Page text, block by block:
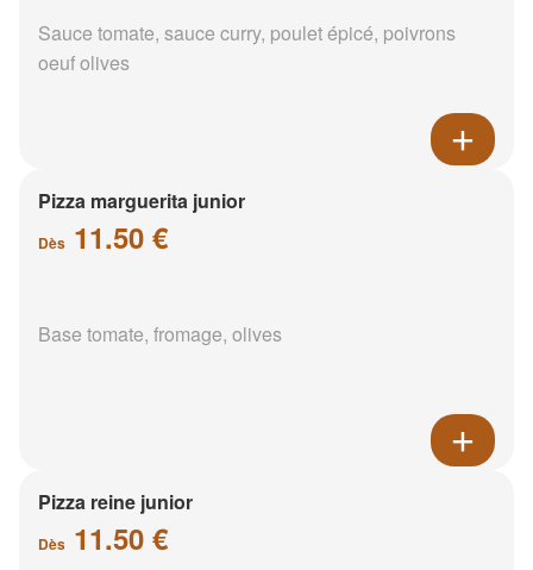
Sauce tomate, sauce curry, poulet épicé, poivrons
oeuf olives
Pizza marguerita junior
Dès 11.50 €
Base tomate, fromage, olives
Pizza reine junior
Dès 11.50 €